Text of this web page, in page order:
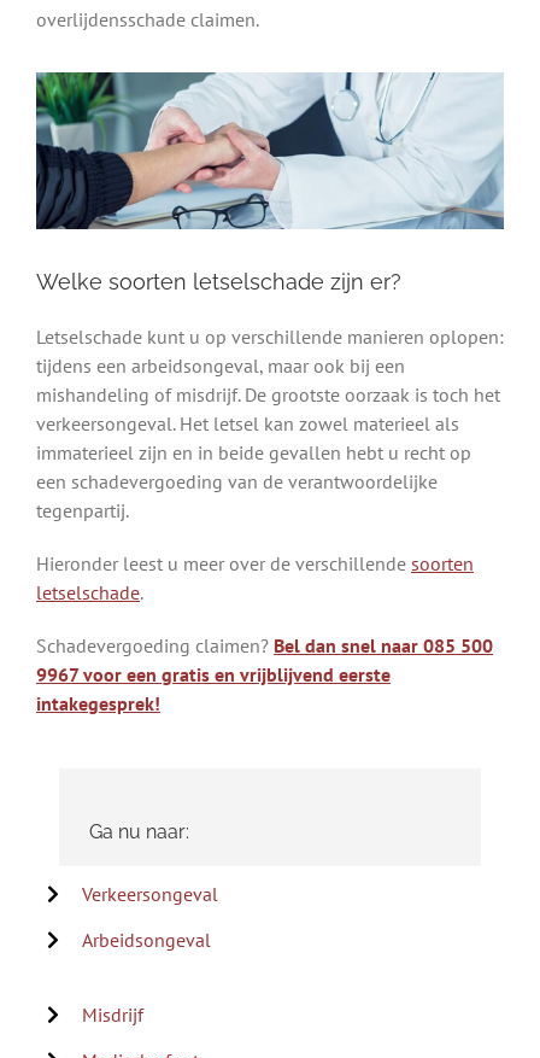
overlijdensschade claimen.
Welke soorten letselschade zijn er?
Letselschade kunt u op verschillende manieren oplopen:
tijdens een arbeidsongeval, maar ook bij een
mishandeling of misdrijf. De grootste oorzaak is toch het
verkeersongeval. Het letsel kan zowel materieel als
immaterieel zijn en in beide gevallen hebt u recht op
een schadevergoeding van de verantwoordelijke
tegenpartij.
Hieronder leest u meer over de verschillende soorten
letselschade.
Schadevergoeding claimen? Bel dan snel naar 085 500
9967 voor een gratis en vrijblijvend eerste
intakegesprek!
Ga nu naar:
Verkeersongeval
Arbeidsongeval
Misdrijf